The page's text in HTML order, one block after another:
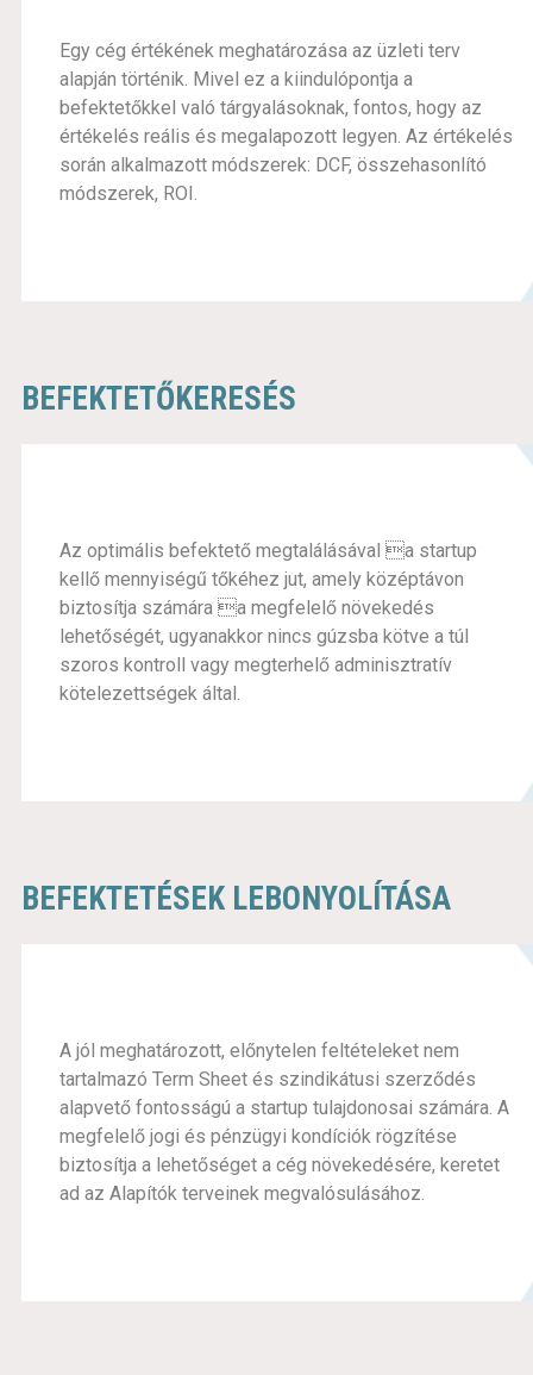
Egy cég értékének meghatározása az üzleti terv
alapján történik. Mivel ez a kiindulópontja a
befektetőkkel való tárgyalásoknak, fontos, hogy az
értékelés reális és megalapozott legyen. Az értékelés
során alkalmazott módszerek: DCF, összehasonlító
módszerek, ROI.
BEFEKTETŐKERESÉS
Az optimális befektető megtalálásával a startup
kellő mennyiségű tőkéhez jut, amely középtávon
biztosítja számára a megfelelő növekedés
lehetőségét, ugyanakkor nincs gúzsba kötve a túl
szoros kontroll vagy megterhelő adminisztratív
kötelezettségek által.
BEFEKTETÉSEK LEBONYOLÍTÁSA
A jól meghatározott, előnytelen feltételeket nem
tartalmazó Term Sheet és szindikátusi szerződés
alapvető fontosságú a startup tulajdonosai számára. A
megfelelő jogi és pénzügyi kondíciók rögzítése
biztosítja a lehetőséget a cég növekedésére, keretet
ad az Alapítók terveinek megvalósulásához.